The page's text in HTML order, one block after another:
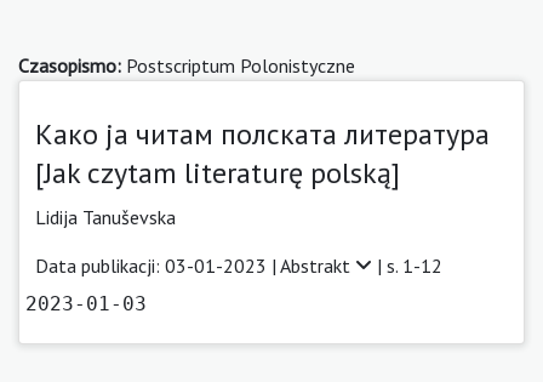
Czasopismo: Postscriptum Polonistyczne
Како ја читам полската литература
[Jak czytam literaturę polską]
Lidija Tanuševska
Data publikacji: 03-01-2023 | Abstrakt | s. 1-12
2023-01-03